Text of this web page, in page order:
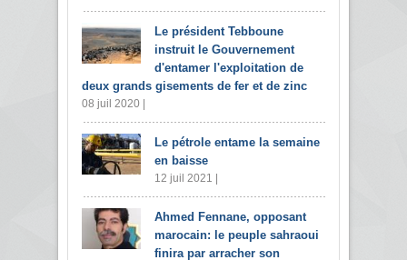
Le président Tebboune
instruit le Gouvernement
d'entamer l'exploitation de
deux grands gisements de fer et de zinc
08 juil 2020 |
Le pétrole entame la semaine
en baisse
12 juil 2021 |
Ahmed Fennane, opposant
marocain: le peuple sahraoui
finira par arracher son